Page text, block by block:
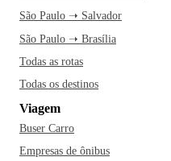
São Paulo ➝ Salvador
São Paulo ➝ Brasília
Todas as rotas
Todas os destinos
Viagem
Buser Carro
Empresas de ônibus